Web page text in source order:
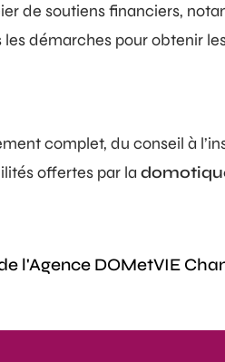
de soutiens financiers,
démarches pour obtenir
complet, du conseil à
offertes par la
l'Agence DOMetVIE